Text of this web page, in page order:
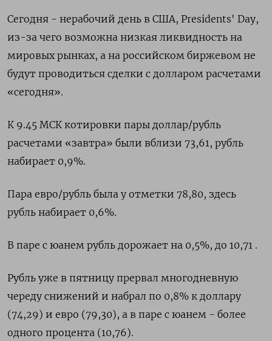
Сегодня - нерабочий день в США, Presidents' Day,
из-за чего возможна низкая ликвидность на
мировых рынках, а на российском биржевом не
будут проводиться сделки с долларом расчетами
«сегодня».
К 9.45 МСК котировки пары доллар/рубль
расчетами «завтра» были вблизи 73,61, рубль
набирает 0,9%.
Пара евро/рубль была у отметки 78,80, здесь
рубль набирает 0,6%.
В паре с юанем рубль дорожает на 0,5%, до 10,71 .
Рубль уже в пятницу прервал многодневную
череду снижений и набрал по 0,8% к доллару
(74,29) и евро (79,30), а в паре с юанем - более
одного процента (10,76).